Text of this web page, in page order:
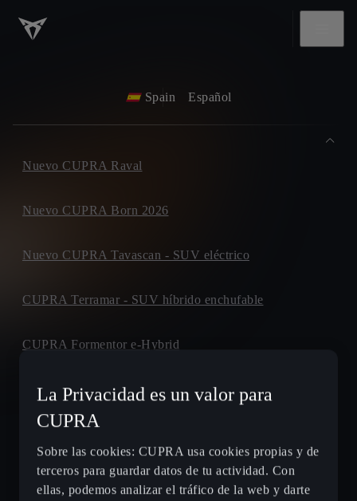
Spain Español
Nuevo CUPRA Raval
Nuevo CUPRA Born 2026
Nuevo CUPRA Tavascan - SUV eléctrico
CUPRA Terramar - SUV híbrido enchufable
CUPRA Formentor e-Hybrid
CUPRA León e-HYBRID
CUPRA Ateca - SUV compacto
La Privacidad es un valor para
CUPRA
Sobre las cookies: CUPRA usa cookies propias y de
terceros para guardar datos de tu actividad. Con
ellas, podemos analizar el tráfico de la web y darte